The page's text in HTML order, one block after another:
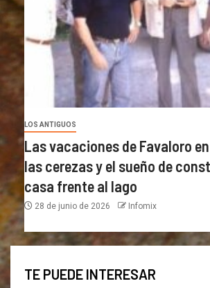
LOS ANTIGUOS
Las vacaciones de Favaloro
las cerezas y el sueño de
casa frente al lago
28 de junio de 2026 Infomix
TE PUEDE INTERESAR